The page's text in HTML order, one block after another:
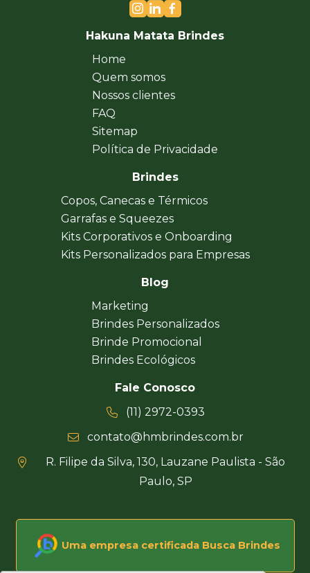
Hakuna Matata Brindes
Home
Quem somos
Nossos clientes
FAQ
Sitemap
Política de Privacidade
Brindes
Copos, Canecas e Térmicos
Garrafas e Squeezes
Kits Corporativos e Onboarding
Kits Personalizados para Empresas
Blog
Marketing
Brindes Personalizados
Brinde Promocional
Brindes Ecológicos
Fale Conosco
(11) 2972-0393
contato@hmbrindes.com.br
R. Filipe da Silva, 130, Lauzane Paulista - São
Paulo, SP
Uma empresa certificada Busca Brindes